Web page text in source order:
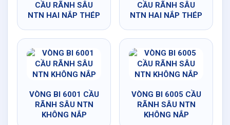
CẦU RÃNH SÂU
NTN HAI NẮP THÉP
CẦU RÃNH SÂU
NTN HAI NẮP THÉP
VÒNG BI 6001 CẦU
RÃNH SÂU NTN
KHÔNG NẮP
VÒNG BI 6005 CẦU
RÃNH SÂU NTN
KHÔNG NẮP